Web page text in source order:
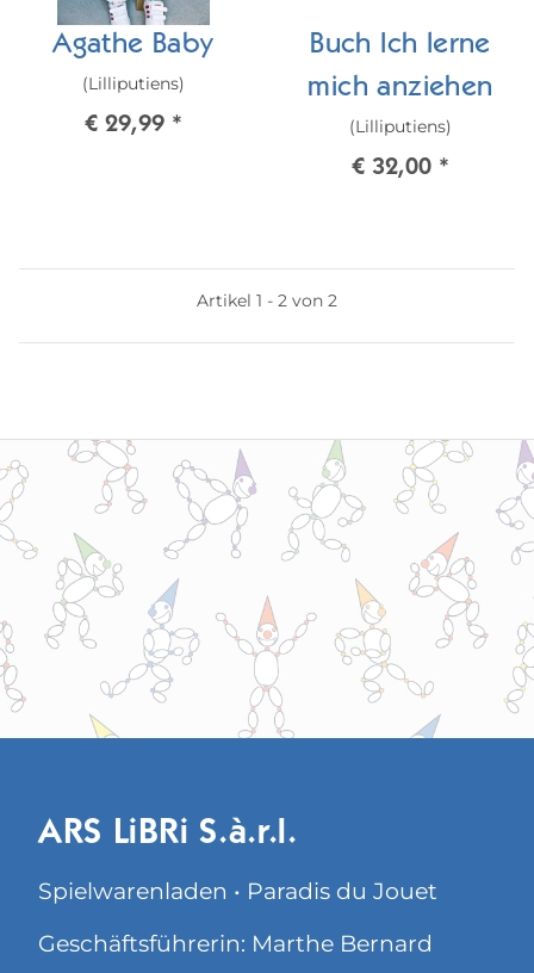
Agathe Baby
(Lilliputiens)
€ 29,99 *
Buch Ich lerne
mich anziehen
(Lilliputiens)
€ 32,00 *
Artikel 1 - 2 von 2
ARS LiBRi S.à.r.l.
Spielwarenladen • Paradis du Jouet
Geschäftsführerin: Marthe Bernard